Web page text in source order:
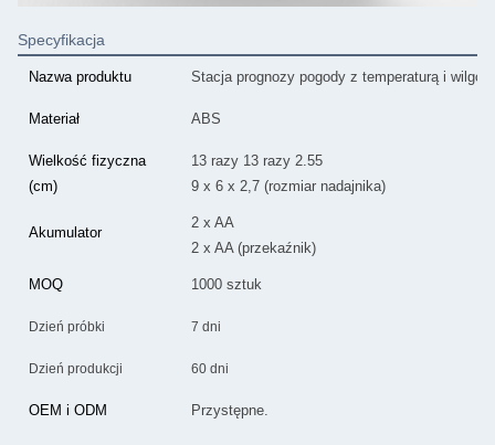
Specyfikacja
Nazwa produktu Stacja prognozy pogody z temperaturą i
Materiał ABS
Wielkość fizyczna
(cm)
13 razy 13 razy 2.55
9 x 6 x 2,7 (rozmiar nadajnika)
Akumulator
2 x AA
2 x AA (przekaźnik)
MOQ 1000 sztuk
Dzień próbki 7 dni
Dzień produkcji 60 dni
OEM i ODM Przystępne.